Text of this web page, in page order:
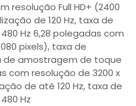
resolução Full HD+ (2400
de 120 Hz, taxa de
Hz 6,28 polegadas com
pixels), taxa de
de amostragem de toque
com resolução de 3200 x
de até 120 Hz, taxa de
Hz